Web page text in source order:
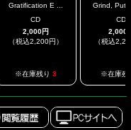
Gratification E ...
CD
2,000円
（税込2,200円）
※在庫残り 3
Grind,
CD
2,000
（税込
※在庫残